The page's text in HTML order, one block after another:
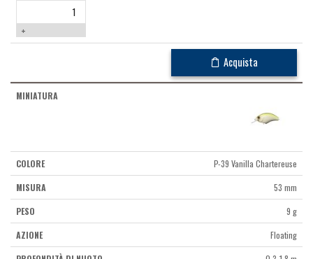
+
Acquista
P-39 Vanilla Chartereuse
53 mm
9 g
Floating